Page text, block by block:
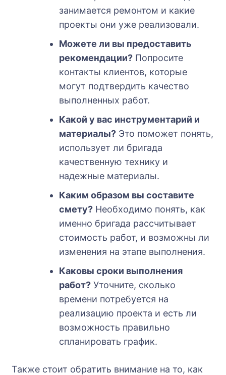
занимается ремонтом и какие
проекты они уже реализовали.
Можете ли вы предоставить
рекомендации? Попросите
контакты клиентов, которые
могут подтвердить качество
выполненных работ.
Какой у вас инструментарий и
материалы? Это поможет понять,
использует ли бригада
качественную технику и
надежные материалы.
Каким образом вы составите
смету? Необходимо понять, как
именно бригада рассчитывает
стоимость работ, и возможны ли
изменения на этапе выполнения.
Каковы сроки выполнения
работ? Уточните, сколько
времени потребуется на
реализацию проекта и есть ли
возможность правильно
спланировать график.
Также стоит обратить внимание на то, как